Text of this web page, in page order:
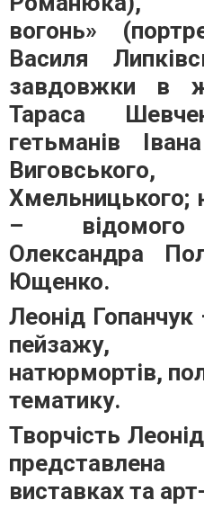
вогонь»
Василя
завдовжки в
Тараса
гетьманів
Хмельницького;
– відомого
Олександра
Ющенко.
Леонід
пейзажу,
натюрмортів,
тематику.
Творчість
виставках та